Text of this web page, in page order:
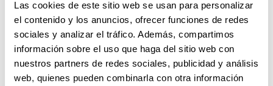
Las cookies de este sitio web se usan para personalizar
el contenido y los anuncios, ofrecer funciones de redes
sociales y analizar el tráfico. Además, compartimos
información sobre el uso que haga del sitio web con
nuestros partners de redes sociales, publicidad y análisis
web, quienes pueden combinarla con otra información
También lee:¿Qué es Mpox, la nueva
enfermedad declarada emergencia por la
OMS?